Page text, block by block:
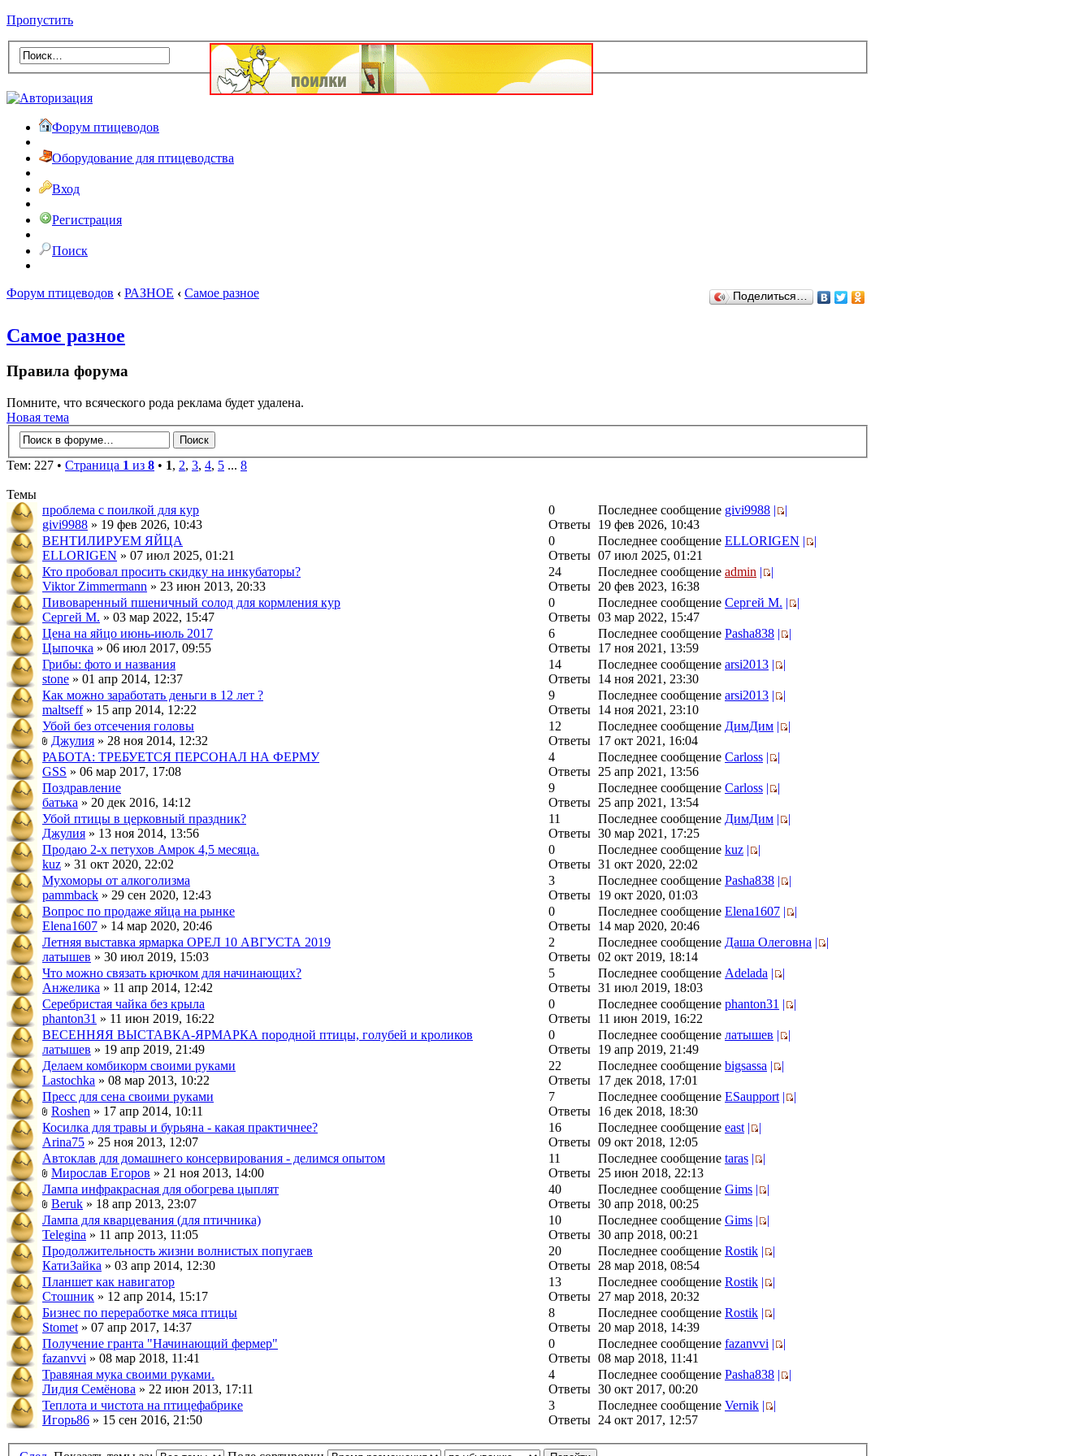
Пропустить
Форум птицеводов
Оборудование для птицеводства
Вход
Регистрация
Поиск
Форум птицеводов ‹ РАЗНОЕ ‹ Самое разное Поделиться…
Самое разное
Правила форума
Помните, что всяческого рода реклама будет удалена.
Новая тема
Тем: 227 • Страница 1 из 8 • 1, 2, 3, 4, 5 ... 8
Темы
проблема с поилкой для кур
givi9988 » 19 фев 2026, 10:43
0
Ответы
Последнее сообщение givi9988 |
|
19 фев 2026, 10:43
ВЕНТИЛИРУЕМ ЯЙЦА
ELLORIGEN » 07 июл 2025, 01:21
0
Ответы
Последнее сообщение ELLORIGEN |
|
07 июл 2025, 01:21
Кто пробовал просить скидку на инкубаторы?
Viktor Zimmermann » 23 июн 2013, 20:33
24
Ответы
Последнее сообщение admin |
|
20 фев 2023, 16:38
Пивоваренный пшеничный солод для кормления кур
Сергей М. » 03 мар 2022, 15:47
0
Ответы
Последнее сообщение Сергей М. |
|
03 мар 2022, 15:47
Цена на яйцо июнь-июль 2017
Цыпочка » 06 июл 2017, 09:55
6
Ответы
Последнее сообщение Pasha838 |
|
17 ноя 2021, 13:59
Грибы: фото и названия
stone » 01 апр 2014, 12:37
14
Ответы
Последнее сообщение arsi2013 |
|
14 ноя 2021, 23:30
Как можно заработать деньги в 12 лет ?
maltseff» 15 апр 2014, 12:22
9
Ответы
Последнее сообщение arsi2013 |
|
14 ноя 2021, 23:10
Убой без отсечения головы
Джулия » 28 ноя 2014, 12:32
12
Ответы
Последнее сообщение ДимДим |
|
17 окт 2021, 16:04
РАБОТА: ТРЕБУЕТСЯ ПЕРСОНАЛ НА ФЕРМУ
GSS » 06 мар 2017, 17:08
4
Ответы
Последнее сообщение Carloss |
|
25 апр 2021, 13:56
Поздравление
батька » 20 дек 2016, 14:12
9
Ответы
Последнее сообщение Carloss |
|
25 апр 2021, 13:54
Убой птицы в церковный праздник?
Джулия » 13 ноя 2014, 13:56
11
Ответы
Последнее сообщение ДимДим |
|
30 мар 2021, 17:25
Продаю 2-х петухов Амрок 4,5 месяца.
kuz » 31 окт 2020, 22:02
0
Ответы
Последнее сообщение kuz |
|
31 окт 2020, 22:02
Мухоморы от алкоголизма
pammback » 29 сен 2020, 12:43
3
Ответы
Последнее сообщение Pasha838 |
|
19 окт 2020, 01:03
Вопрос по продаже яйца на рынке
Elena1607 » 14 мар 2020, 20:46
0
Ответы
Последнее сообщение Elena1607 |
|
14 мар 2020, 20:46
Летняя выставка ярмарка ОРЕЛ 10 АВГУСТА 2019
латышев » 30 июл 2019, 15:03
2
Ответы
Последнее сообщение Даша Олеговна |
|
02 окт 2019, 18:14
Что можно связать крючком для начинающих?
Анжелика » 11 апр 2014, 12:42
5
Ответы
Последнее сообщение Adelada |
|
31 июл 2019, 18:03
Серебристая чайка без крыла
phanton31 » 11 июн 2019, 16:22
0
Ответы
Последнее сообщение phanton31 |
|
11 июн 2019, 16:22
ВЕСЕННЯЯ ВЫСТАВКА-ЯРМАРКА породной птицы, голубей и кроликов
латышев » 19 апр 2019, 21:49
0
Ответы
Последнее сообщение латышев |
|
19 апр 2019, 21:49
Делаем комбикорм своими руками
Lastochka » 08 мар 2013, 10:22
22
Ответы
Последнее сообщение bigsassa |
|
17 дек 2018, 17:01
Пресс для сена своими руками
Roshen » 17 апр 2014, 10:11
7
Ответы
Последнее сообщение ESaupport |
|
16 дек 2018, 18:30
Косилка для травы и бурьяна - какая практичнее?
Arina75 » 25 ноя 2013, 12:07
16
Ответы
Последнее сообщение east |
|
09 окт 2018, 12:05
Автоклав для домашнего консервирования - делимся опытом
Мирослав Егоров » 21 ноя 2013, 14:00
11
Ответы
Последнее сообщение taras |
|
25 июн 2018, 22:13
Лампа инфракрасная для обогрева цыплят
Beruk » 18 апр 2013, 23:07
40
Ответы
Последнее сообщение Gims |
|
30 апр 2018, 00:25
Лампа для кварцевания (для птичника)
Telegina » 11 апр 2013, 11:05
10
Ответы
Последнее сообщение Gims |
|
30 апр 2018, 00:21
Продолжительность жизни волнистых попугаев
КатиЗайка » 03 апр 2014, 12:30
20
Ответы
Последнее сообщение Rostik |
|
28 мар 2018, 08:54
Планшет как навигатор
Стошник » 12 апр 2014, 15:17
13
Ответы
Последнее сообщение Rostik |
|
27 мар 2018, 20:32
Бизнес по переработке мяса птицы
Stomet » 07 апр 2017, 14:37
8
Ответы
Последнее сообщение Rostik |
|
20 мар 2018, 14:39
Получение гранта "Начинающий фермер"
fazanvvi » 08 мар 2018, 11:41
0
Ответы
Последнее сообщение fazanvvi |
|
08 мар 2018, 11:41
Травяная мука своими руками.
Лидия Семёнова » 22 июн 2013, 17:11
4
Ответы
Последнее сообщение Pasha838 |
|
30 окт 2017, 00:20
Теплота и чистота на птицефабрике
Игорь86 » 15 сен 2016, 21:50
3
Ответы
Последнее сообщение Vernik |
|
24 окт 2017, 12:57